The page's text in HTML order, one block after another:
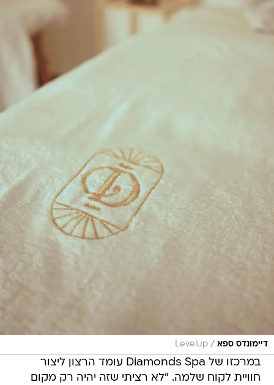
דיימונדס ספא /
Levelup
במרכזו של Diamonds Spa עומד הרצון ליצור
חוויית לקוח שלמה. "לא רציתי שזה יהיה רק מקום